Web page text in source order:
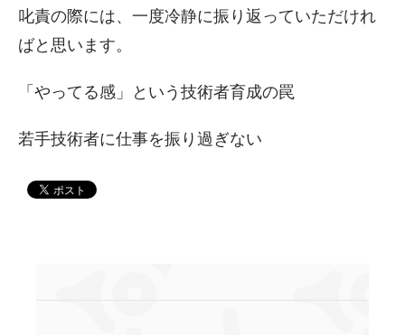
叱責の際には、一度冷静に振り返っていただけれ
ばと思います。
「やってる感」という技術者育成の罠
若手技術者に仕事を振り過ぎない